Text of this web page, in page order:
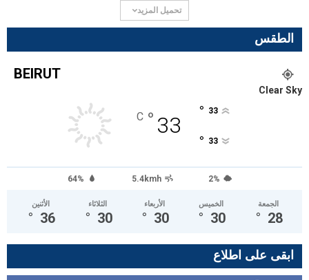
تحميل المزيد
الطقس
BEIRUT
Clear Sky
33
°
C 33
°
33
°
64% 5.4kmh 2%
الأثنين
36
°
الثلاثاء
30
°
الأربعاء
30
°
الخميس
30
°
الجمعة
28
°
ابقى على اطلاع